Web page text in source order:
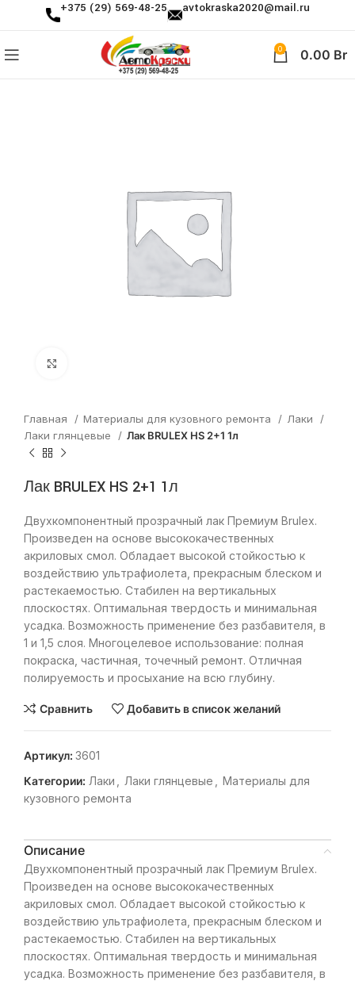
+375 (29) 569-48-25 avtokraska2020@mail.ru
0 0.00 Br
Главная Материалы для кузовного ремонта
Лаки
Лаки глянцевые
Лак BRULEX HS 2+1 1л
Лак BRULEX HS 2+1 1л
Двухкомпонентный прозрачный лак Премиум Brulex.
Произведен на основе высококачественных
акриловых смол. Обладает высокой стойкостью к
воздействию ультрафиолета, прекрасным блеском и
растекаемостью. Стабилен на вертикальных
плоскостях. Оптимальная твердость и минимальная
усадка. Возможность применение без разбавителя, в
1 и 1,5 слоя. Многоцелевое использование: полная
покраска, частичная, точечный ремонт. Отличная
полируемость и просыхание на всю глубину.
Сравнить Добавить в список желаний
Артикул: 3601
Категории: Лаки Лаки глянцевые
Материалы для
кузовного ремонта
Описание
Двухкомпонентный прозрачный лак Премиум Brulex.
Произведен на основе высококачественных
акриловых смол. Обладает высокой стойкостью к
воздействию ультрафиолета, прекрасным блеском и
растекаемостью. Стабилен на вертикальных
плоскостях. Оптимальная твердость и минимальная
усадка. Возможность применение без разбавителя, в